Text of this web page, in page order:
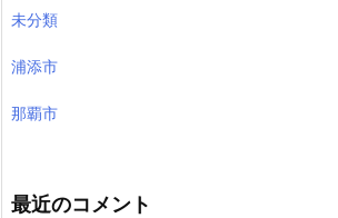
未分類
浦添市
那覇市
最近のコメント